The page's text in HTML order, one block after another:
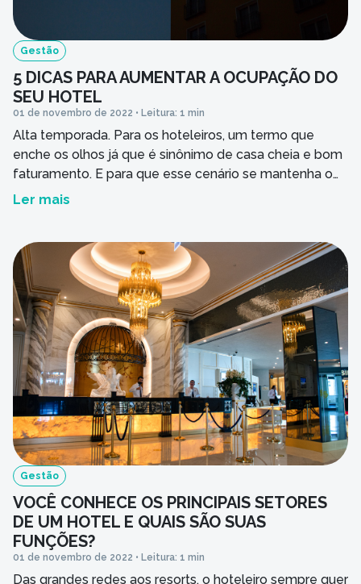
Gestão
5 DICAS PARA AUMENTAR A OCUPAÇÃO DO
SEU HOTEL
01 de novembro de 2022 • Leitura: 1 min
Alta temporada. Para os hoteleiros, um termo que
enche os olhos já que é sinônimo de casa cheia e bom
faturamento. E para que esse cenário se mantenha o
ano todo, preparamos cinco dicas práticas para você
Treine […]
Ler mais
Gestão
VOCÊ CONHECE OS PRINCIPAIS SETORES
DE UM HOTEL E QUAIS SÃO SUAS
FUNÇÕES?
01 de novembro de 2022 • Leitura: 1 min
Das grandes redes aos resorts, o hoteleiro sempre quer